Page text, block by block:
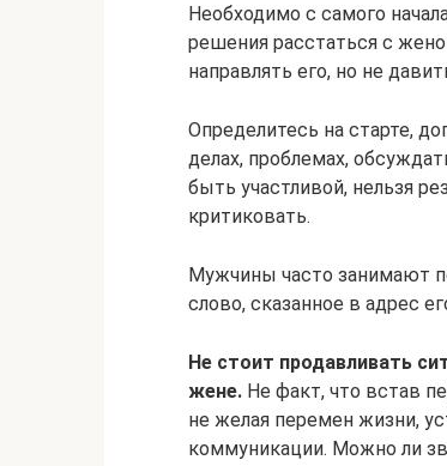
Необходимо с самого
решения расстаться с
направлять его, но не
Определитесь на старте,
делах, проблемах,
быть участливой, нельзя
критиковать.
Мужчины часто занимают
слово, сказанное в адрес
Не стоит продавливать
жене. Не факт, что встав
не желая перемен жизни,
коммуникации. Можно ли